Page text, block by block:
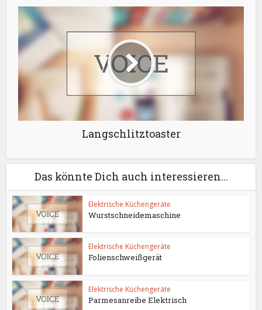
Langschlitztoaster
Das könnte Dich auch interessieren...
Elektrische Küchengeräte
Wurstschneidemaschine
Elektrische Küchengeräte
Folienschweißgerät
Elektrische Küchengeräte
Parmesanreibe Elektrisch